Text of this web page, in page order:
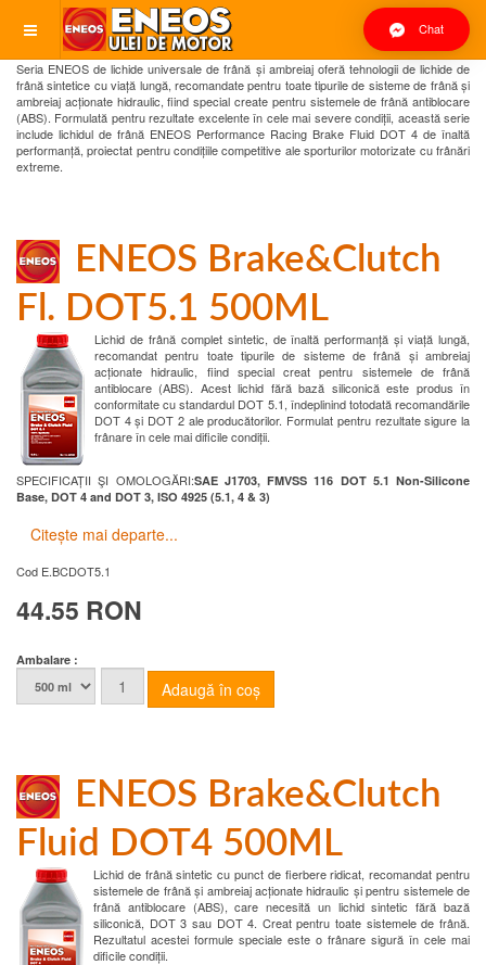
Chat
Seria ENEOS de lichide universale de frână și ambreiaj oferă tehnologii de lichide de
frână sintetice cu viață lungă, recomandate pentru toate tipurile de sisteme de frână și
ambreiaj acționate hidraulic, fiind special create pentru sistemele de frână antiblocare
(ABS). Formulată pentru rezultate excelente în cele mai severe condiții, această serie
include lichidul de frână ENEOS Performance Racing Brake Fluid DOT 4 de înaltă
performanță, proiectat pentru condițiile competitive ale sporturilor motorizate cu frânări
extreme.
ENEOS Brake&Clutch
Fl. DOT5.1 500ML
Lichid de frână complet sintetic, de înaltă performanță și viață lungă,
recomandat pentru toate tipurile de sisteme de frână și ambreiaj
acționate hidraulic, fiind special creat pentru sistemele de frână
antiblocare (ABS). Acest lichid fără bază siliconică este produs în
conformitate cu standardul DOT 5.1, îndeplinind totodată recomandările
DOT 4 și DOT 2 ale producătorilor. Formulat pentru rezultate sigure la
frânare în cele mai dificile condiții.
SPECIFICAȚII ŞI OMOLOGĂRI:SAE J1703, FMVSS 116 DOT 5.1 Non-Silicone
Base, DOT 4 and DOT 3, ISO 4925 (5.1, 4 & 3)
Citește mai departe...
Cod E.BCDOT5.1
44.55 RON
Ambalare :
ENEOS Brake&Clutch
Fluid DOT4 500ML
Lichid de frână sintetic cu punct de fierbere ridicat, recomandat pentru
sistemele de frână și ambreiaj acționate hidraulic și pentru sistemele de
frână antiblocare (ABS), care necesită un lichid sintetic fără bază
siliconică, DOT 3 sau DOT 4. Creat pentru toate sistemele de frână.
Rezultatul acestei formule speciale este o frânare sigură în cele mai
dificile condiții.